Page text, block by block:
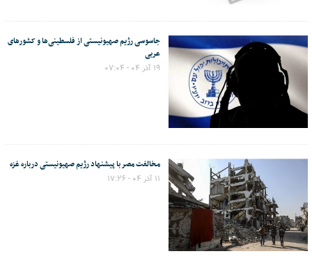
جاسوسی رژیم صهیونیستی از فلسطینی‌ها و کشورهای
عربی
۱۹ آذر ۰۴ - ۰۷:۰۴
مخالفت مصر با پیشنهاد رژیم صهیونیستی درباره غزه
۱۱ آذر ۰۴ - ۱۷:۲۶